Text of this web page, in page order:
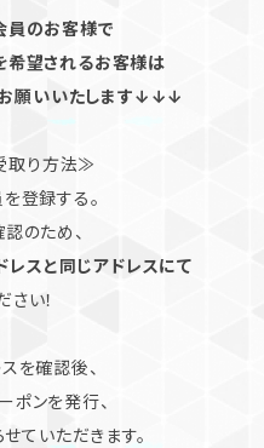
員のお客様で
希望されるお客様は
お願いいたします↓↓↓
取り方法≫
登録する。
のため、
レスと同じアドレスにて
さい！
を確認後、
ポンを発行、
ていただきます。